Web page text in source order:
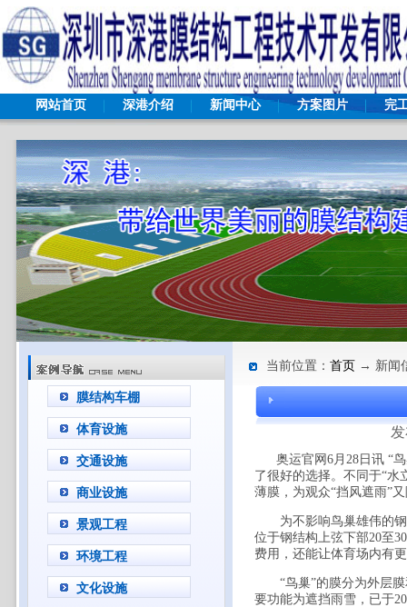
网站首页 深港介绍 新闻中心 方案图片 完
膜结构车棚
体育设施
交通设施
商业设施
景观工程
环境工程
文化设施
当前位置： 首页 → 新闻
奥运官网6月28日讯 “鸟
了很好的选择。不同于“水
薄膜，为观众“挡风遮雨”
为不影响鸟巢雄伟的钢
位于钢结构上弦下部20至
费用，还能让体育场内有
“鸟巢”的膜分为外层膜
要功能为遮挡雨雪，已于